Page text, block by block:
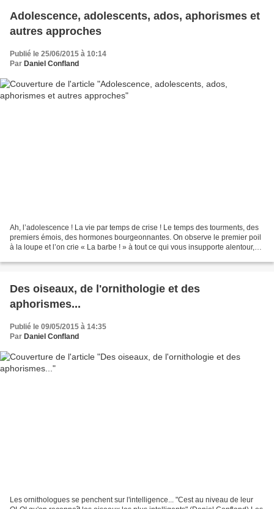
Adolescence, adolescents, ados, aphorismes et
autres approches
Publié le 25/06/2015 à 10:14
Par Daniel Confland
Ah, l’adolescence ! La vie par temps de crise ! Le temps des tourments, des
premiers émois, des hormones bourgeonnantes. On observe le premier poil
à la loupe et l’on crie « La barbe ! » à tout ce qui vous insupporte alentour,
Des oiseaux, de l'ornithologie et des
aphorismes...
Publié le 09/05/2015 à 14:35
Par Daniel Confland
Les ornithologues se penchent sur l'intelligence... "Cest au niveau de leur